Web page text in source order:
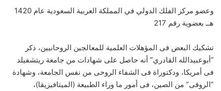
وعضو مركز الفلك الدولي في المملكة العربية السعودية عام 1420
هــ بعضوية رقم 217
تشكيك البعض فى المؤهلات العلمية للمعالجين الروحانيين، ذكر
“أبوعبيدالله القادري” أنه حاصل على شهادات من جامعة ريتشفيلد
فى أمريكا، ودكتوراة فى الشفاء الروحى من نفس الجامعة، وشهادة
“الروقى” من الصين، فى أمور ما وراء الطبيعة (الميتافيزيقا)،